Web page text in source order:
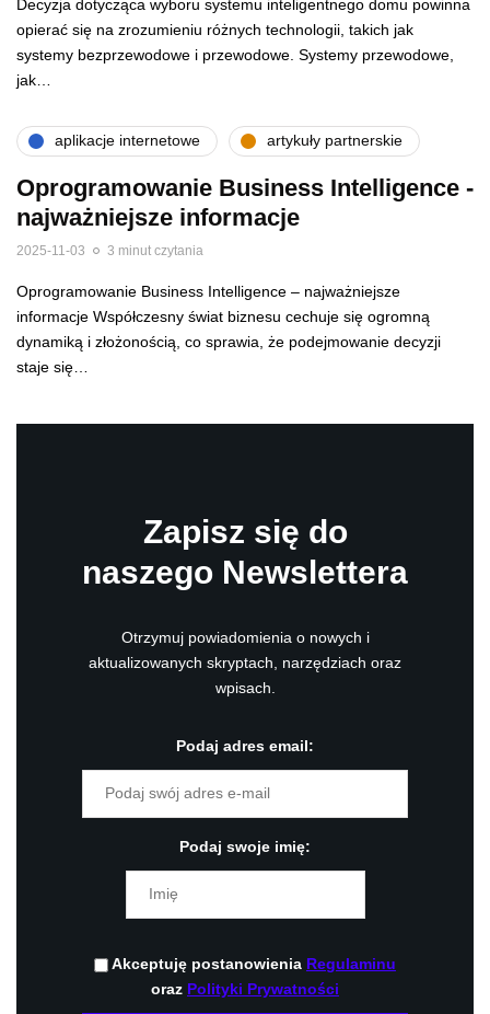
Decyzja dotycząca wyboru systemu inteligentnego domu powinna
opierać się na zrozumieniu różnych technologii, takich jak
systemy bezprzewodowe i przewodowe. Systemy przewodowe,
jak…
aplikacje internetowe artykuły partnerskie
Oprogramowanie Business Intelligence -
najważniejsze informacje
2025-11-03 3 minut czytania
Oprogramowanie Business Intelligence – najważniejsze
informacje Współczesny świat biznesu cechuje się ogromną
dynamiką i złożonością, co sprawia, że podejmowanie decyzji
staje się…
Zapisz się do
naszego Newslettera
Otrzymuj powiadomienia o nowych i
aktualizowanych skryptach, narzędziach oraz
wpisach.
Podaj adres email:
Podaj swoje imię:
Akceptuję postanowienia Regulaminu
oraz Polityki Prywatności